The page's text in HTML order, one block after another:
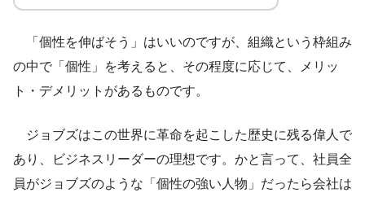
「個性を伸ばそう」はいいのですが、組織という枠組み
の中で「個性」を考えると、その程度に応じて、メリッ
ト・デメリットがあるものです。
ジョブズはこの世界に革命を起こした歴史に残る偉人で
あり、ビジネスリーダーの理想です。かと言って、社員全
員がジョブズのような「個性の強い人物」だったら会社は